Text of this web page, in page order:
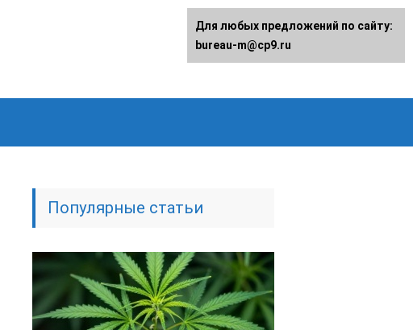
Популярные статьи
Для любых предложений по сайту:
bureau-m@cp9.ru